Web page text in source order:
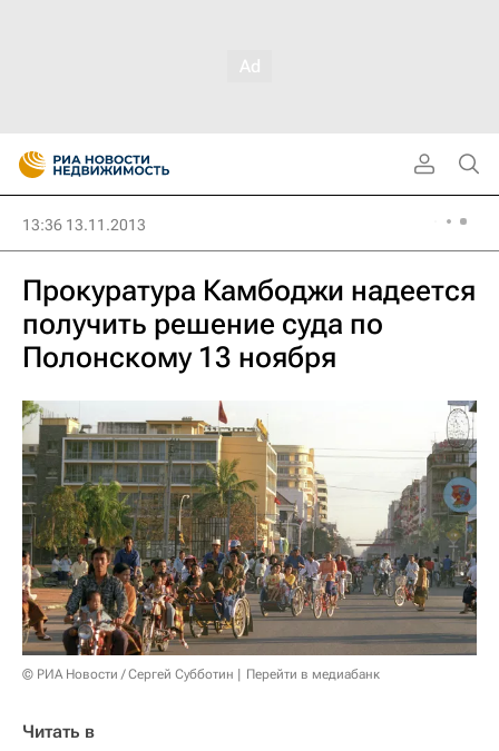
13:36 13.11.2013
Прокуратура Камбоджи надеется
получить решение суда по
Полонскому 13 ноября
© РИА Новости / Сергей Субботин Перейти в медиабанк
Читать в